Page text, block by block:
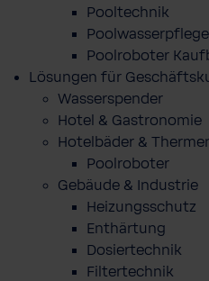
Pooltechnik
Poolwasserpflege
Poolroboter
Lösungen für
Wasserspender
Hotel & Gastronomie
Hotelbäder &
Poolroboter
Gebäude & Industrie
Heizungsschutz
Enthärtung
Dosiertechnik
Filtertechnik